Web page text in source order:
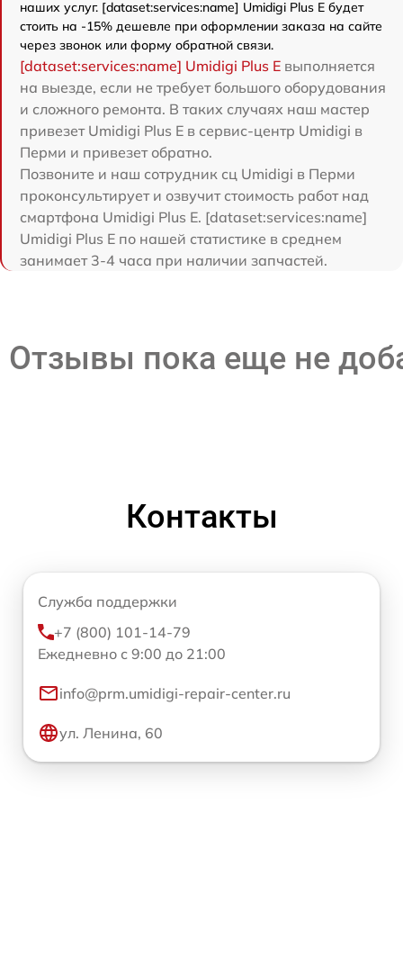
наших услуг. [dataset:services:name] Umidigi Plus E будет
стоить на -15% дешевле при оформлении заказа на сайте
через звонок или форму обратной связи.
[dataset:services:name] Umidigi Plus E выполняется
на выезде, если не требует большого оборудования
и сложного ремонта. В таких случаях наш мастер
привезет Umidigi Plus E в сервис-центр Umidigi в
Перми и привезет обратно.
Позвоните и наш сотрудник сц Umidigi в Перми
проконсультирует и озвучит стоимость работ над
смартфона Umidigi Plus E. [dataset:services:name]
Umidigi Plus E по нашей статистике в среднем
занимает 3-4 часа при наличии запчастей.
Отзывы пока еще не
Контакты
Служба поддержки
+7 (800) 101-14-79
Ежедневно с 9:00 до 21:00
info@prm.umidigi-repair-center.ru
ул. Ленина, 60